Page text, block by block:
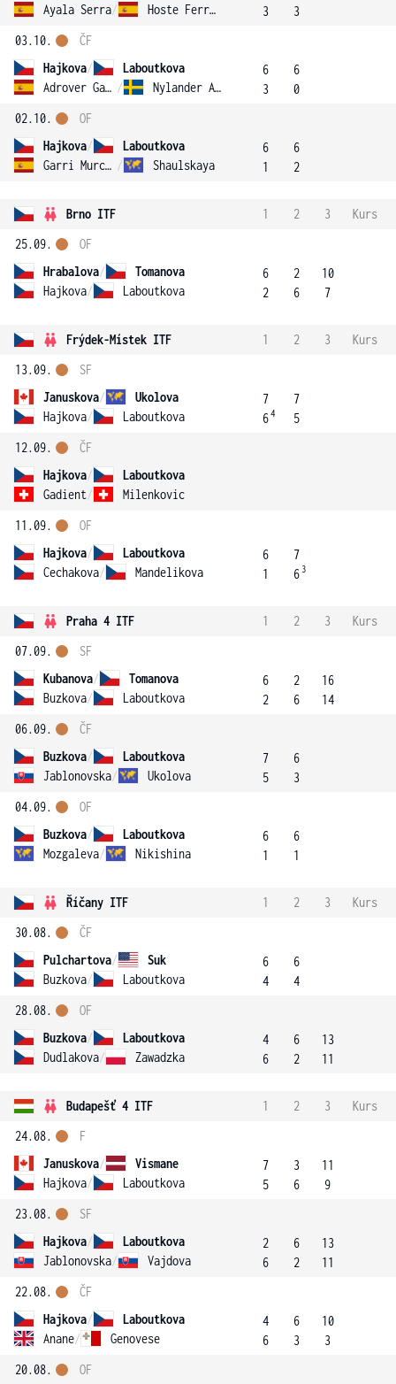
Ayala Serra/ Hoste Ferrer
3
3
03.10.
Hajkova/
Laboutkova
Adrover Gallego / Nylander Altelius
ČF
6
3
6
0
02.10.
Hajkova/
Laboutkova
Garri Murcia / Shaulskaya
OF
6
1
6
2
Brno ITF 1 2 3
Kurs
25.09.
Hrabalova/
Tomanova
Hajkova/ Laboutkova
OF
6
2
2
6
10
7
Frýdek-Místek ITF 1 2 3
Kurs
13.09.
Januskova/
Ukolova
Hajkova/ Laboutkova
SF
7
64
7
5
12.09.
Hajkova/
Laboutkova
Gadient/ Milenkovic
ČF
11.09.
Hajkova/
Laboutkova
Cechakova/ Mandelikova
OF
6
1
7
6 3
Praha 4 ITF 1 2 3
Kurs
07.09.
Kubanova/
Tomanova
Buzkova/ Laboutkova
SF
6
2
2
6
16
14
06.09.
Buzkova/
Laboutkova
Jablonovska/ Ukolova
ČF
7
5
6
3
04.09.
Buzkova/
Laboutkova
Mozgaleva/ Nikishina
OF
6
1
6
1
Říčany ITF 1 2 3
Kurs
30.08.
Pulchartova/
Suk
Buzkova/ Laboutkova
ČF
6
4
6
4
28.08.
Buzkova/
Laboutkova
Dudlakova/ Zawadzka
OF
4
6
6
2
13
11
Budapešť 4 ITF 1 2 3
Kurs
24.08.
Januskova/
Vismane
Hajkova/ Laboutkova
F
7
5
3
6
11
9
23.08.
Hajkova/
Laboutkova
Jablonovska/ Vajdova
SF
2
6
6
2
13
11
22.08.
Hajkova/
Laboutkova
Anane/ Genovese
ČF
4
6
6
3
10
3
20.08.
OF